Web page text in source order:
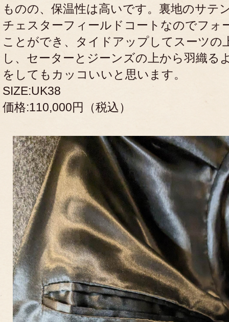
ものの、保温性は高いです。裏地のサテ
チェスターフィールドコートなのでフォ
ことができ、タイドアップしてスーツの
し、セーターとジーンズの上から羽織る
をしてもカッコいいと思います。
SIZE:UK38
価格:110,000円（税込）